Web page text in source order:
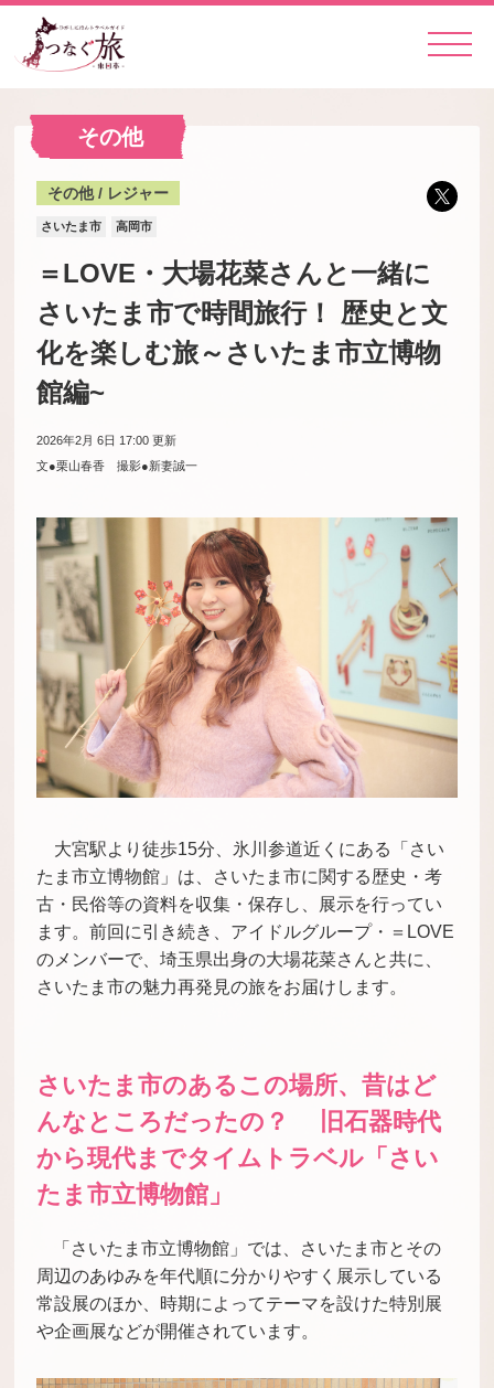
その他
その他 / レジャー
さいたま市 高岡市
＝LOVE・大場花菜さんと一緒に
さいたま市で時間旅行！ 歴史と文
化を楽しむ旅～さいたま市立博物
館編~
2026年2月 6日 17:00 更新
文●栗山春香 撮影●新妻誠一
大宮駅より徒歩15分、氷川参道近くにある「さい
たま市立博物館」は、さいたま市に関する歴史・考
古・民俗等の資料を収集・保存し、展示を行ってい
ます。前回に引き続き、アイドルグループ・＝LOVE
のメンバーで、埼玉県出身の大場花菜さんと共に、
さいたま市の魅力再発見の旅をお届けします。
さいたま市のあるこの場所、昔はど
んなところだったの？ 旧石器時代
から現代までタイムトラベル「さい
たま市立博物館」
「さいたま市立博物館」では、さいたま市とその
周辺のあゆみを年代順に分かりやすく展示している
常設展のほか、時期によってテーマを設けた特別展
や企画展などが開催されています。